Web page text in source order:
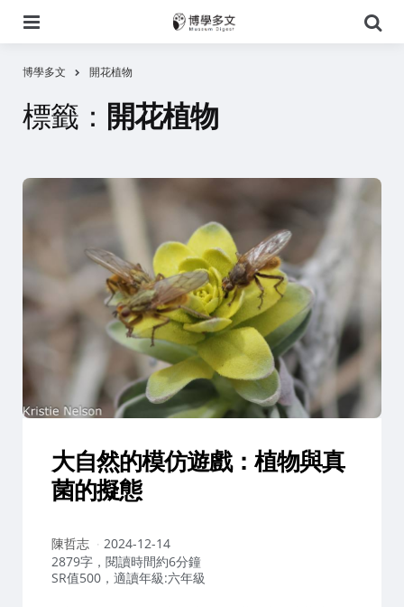
尋
博學多文 開花植物
標籤： 開花植物
大自然的模仿遊戲：植物與真
菌的擬態
作
者：
陳哲志
2024-12-14
2879字，閱讀時間約6分鐘
SR值500，適讀年級:六年級